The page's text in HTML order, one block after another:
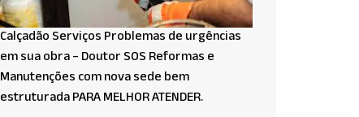
Calçadão Serviços Problemas de urgências
em sua obra – Doutor SOS Reformas e
Manutenções com nova sede bem
estruturada PARA MELHOR ATENDER.